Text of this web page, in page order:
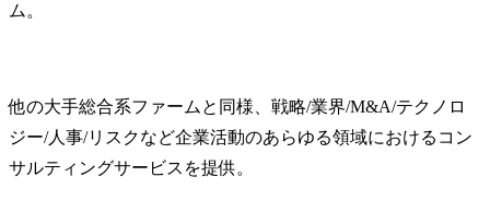
ム。
他の大手総合系ファームと同様、戦略/業界/M&A/テクノロ
ジー/人事/リスクなど企業活動のあらゆる領域におけるコン
サルティングサービスを提供。